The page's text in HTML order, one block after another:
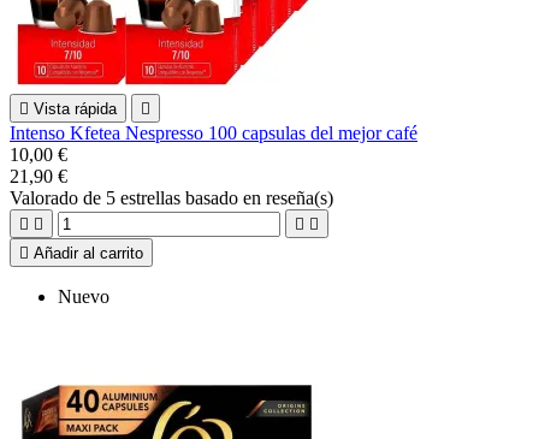
 Vista rápida 
Intenso Kfetea Nespresso 100 capsulas del mejor café
10,00 €
21,90 €
Valorado de 5 estrellas basado en reseña(s)
   
 Añadir al carrito
Nuevo